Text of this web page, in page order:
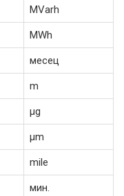
MVarh
MWh
месец
m
µg
µm
mile
мин.